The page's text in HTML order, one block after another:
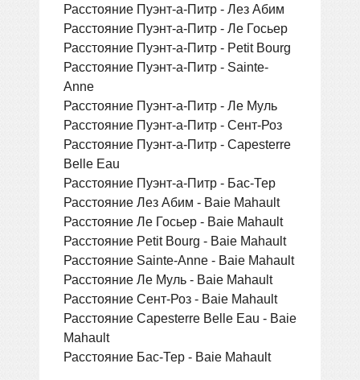
Расстояние Пуэнт-а-Питр - Лез Абим
Расстояние Пуэнт-а-Питр - Ле Госьер
Расстояние Пуэнт-а-Питр - Petit Bourg
Расстояние Пуэнт-а-Питр - Sainte-
Anne
Расстояние Пуэнт-а-Питр - Ле Муль
Расстояние Пуэнт-а-Питр - Сент-Роз
Расстояние Пуэнт-а-Питр - Capesterre
Belle Eau
Расстояние Пуэнт-а-Питр - Бас-Тер
Расстояние Лез Абим - Baie Mahault
Расстояние Ле Госьер - Baie Mahault
Расстояние Petit Bourg - Baie Mahault
Расстояние Sainte-Anne - Baie Mahault
Расстояние Ле Муль - Baie Mahault
Расстояние Сент-Роз - Baie Mahault
Расстояние Capesterre Belle Eau - Baie
Mahault
Расстояние Бас-Тер - Baie Mahault